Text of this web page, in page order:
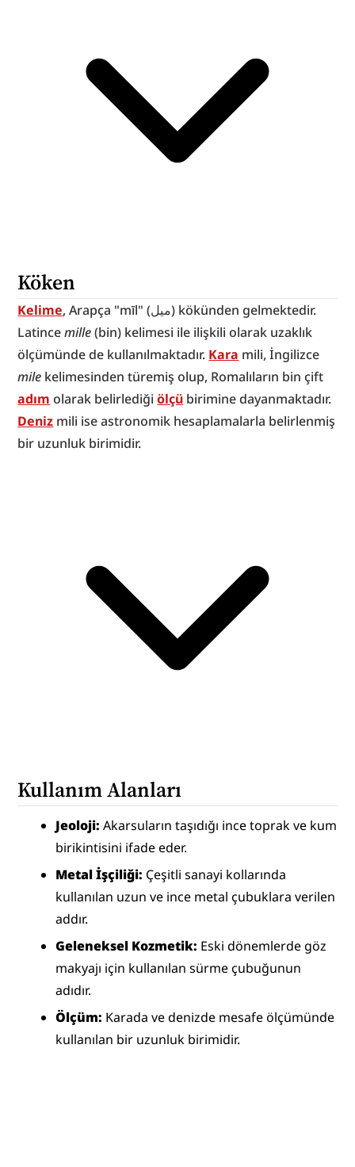
Köken
Kelime, Arapça "mīl" (ميل) kökünden gelmektedir.
Latince mille (bin) kelimesi ile ilişkili olarak uzaklık
ölçümünde de kullanılmaktadır. Kara
mile
adım olarak belirlediği ölçü
Deniz mili ise astronomik hesaplamalarla belirlenmiş
bir uzunluk birimidir.
Kullanım Alanları
Jeoloji: Akarsuların taşıdığı ince toprak ve kum
birikintisini ifade eder.
Metal İşçiliği: Çeşitli sanayi kollarında
kullanılan uzun ve ince metal çubuklara verilen
addır.
Geleneksel Kozmetik: Eski dönemlerde göz
makyajı için kullanılan sürme çubuğunun
adıdır.
Ölçüm: Karada ve denizde mesafe ölçümünde
kullanılan bir uzunluk birimidir.